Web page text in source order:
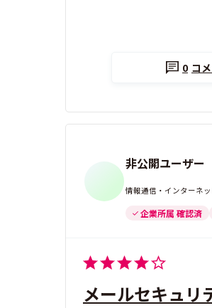
0 コ
非公開ユーザー
情報通信・インターネ
企業所属 確認済
メールセキュリ